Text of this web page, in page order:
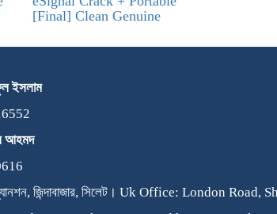
[Final] Clean Genuine
ইসলাম
আহমদ
জিন্দাবাজার, সিলেট। Uk Office: London Road,